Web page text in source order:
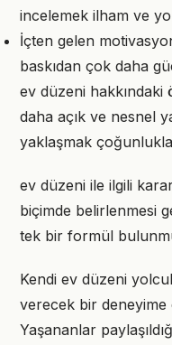
incelemek ilham ve
İçten gelen
baskıdan çok daha
ev düzeni hakkındaki
daha açık ve nesnel
yaklaşmak
ev düzeni ile ilgili
biçimde belirlenmesi
tek bir formül
Kendi ev düzeni
verecek bir
Yaşananlar